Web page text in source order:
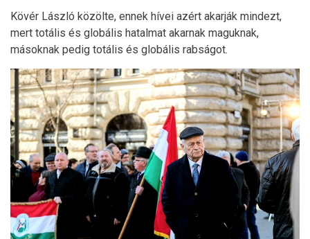
Kövér László közölte, ennek hívei azért akarják mindezt,
mert totális és globális hatalmat akarnak maguknak,
másoknak pedig totális és globális rabságot.